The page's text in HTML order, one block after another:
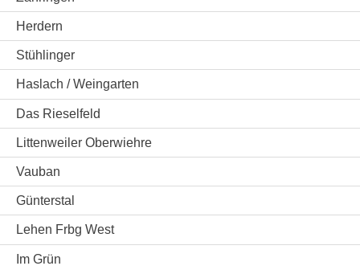
Herdern
Stühlinger
Haslach / Weingarten
Das Rieselfeld
Littenweiler Oberwiehre
Vauban
Günterstal
Lehen Frbg West
Im Grün